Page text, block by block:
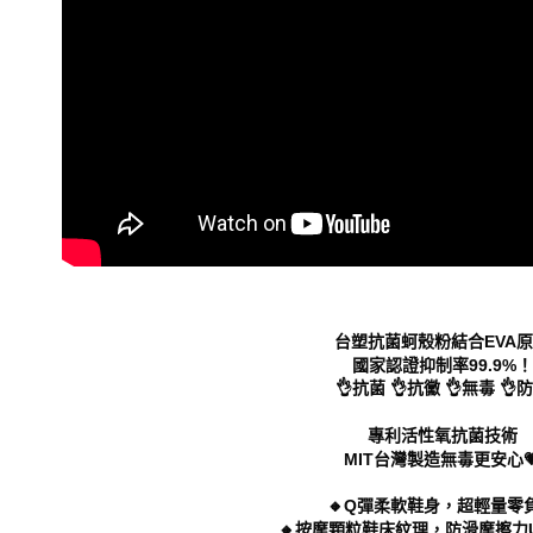
台塑抗菌蚵殼粉結合EVA
國家認證抑制率99.9%！
👌抗菌 👌抗黴 👌無毒 👌
專利活性氧抗菌技術
MIT台灣製造無毒更安心
🔸Q彈柔軟鞋身，超輕量零